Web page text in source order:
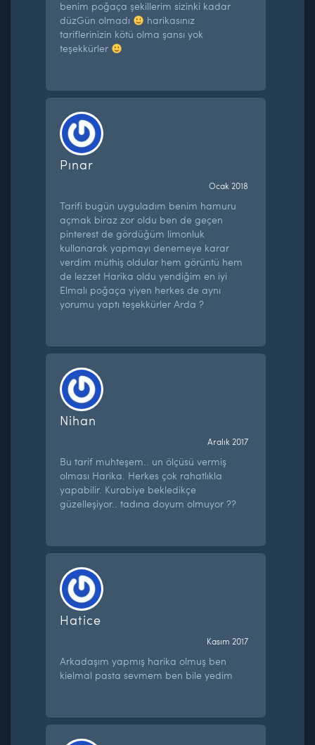
benim poğaça şekillerim sizinki kadar
düzGün olmadı
harikasınız
tariflerinizin kötü olma şansı yok
teşekkürler
Pınar
Ocak 2018
Tarifi bugün uyguladım benim hamuru
açmak biraz zor oldu ben de geçen
pinterest de gördüğüm limonluk
kullanarak yapmayı denemeye karar
verdim müthiş oldular hem görüntü hem
de lezzet Harika oldu yendiğim en iyi
Elmalı poğaça yiyen herkes de aynı
yorumu yaptı teşekkürler Arda ?
Nihan
Aralık 2017
Bu tarif muhteşem.. un ölçüsü vermiş
olması Harika. Herkes çok rahatlıkla
yapabilir. Kurabiye bekledikçe
güzelleşiyor.. tadına doyum olmuyor ??
Hatice
Kasım 2017
Arkadaşım yapmış harika olmuş ben
kielmal pasta sevmem ben bile yedim